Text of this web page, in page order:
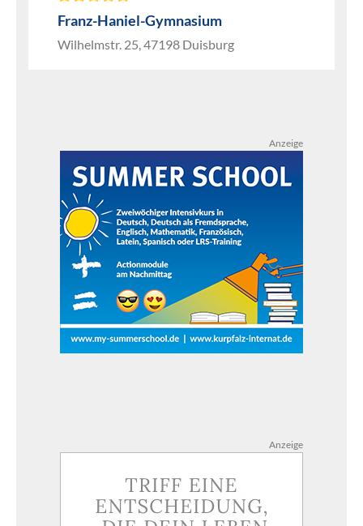
Franz-Haniel-Gymnasium
Wilhelmstr. 25, 47198 Duisburg
Anzeige
Anzeige